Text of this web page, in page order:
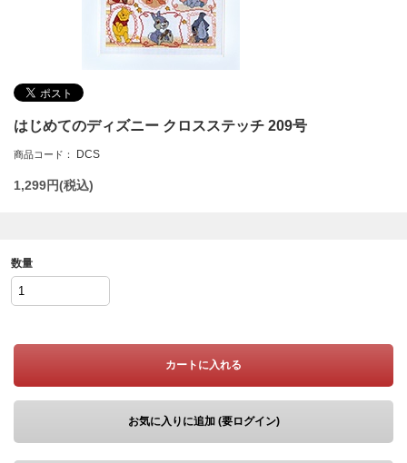
はじめてのディズニー クロスステッチ 209号
商品コード： DCS
1,299円(税込)
数量
カートに入れる
お気に入りに追加 (要ログイン)